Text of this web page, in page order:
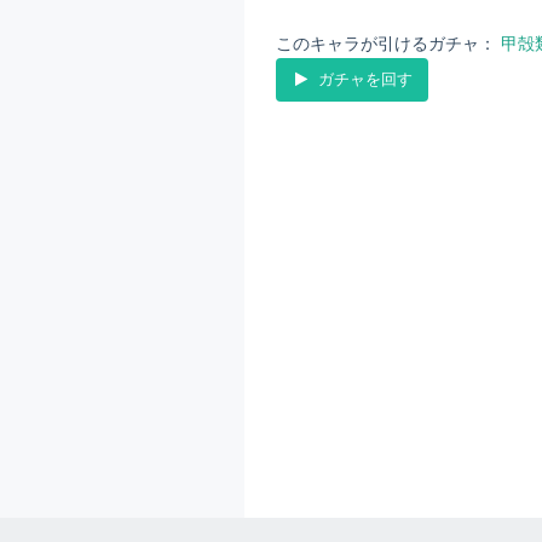
このキャラが引けるガチャ： 甲殻
ガチャを回す